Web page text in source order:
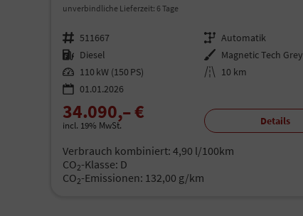
unverbindliche Lieferzeit: 6 Tage
Fahrzeugnr. 511667 Getriebe Automatik
Kraftstoff Diesel Außenfarbe Magnetic Tech Grey
Leistung 110 kW (150 PS) Kilometerstand 10 km
01.01.2026
34.090,– €
incl. 19% MwSt. Details
Verbrauch kombiniert:4,90 l/100km
CO2-Klasse: D
CO2-Emissionen: 132,00 g/km